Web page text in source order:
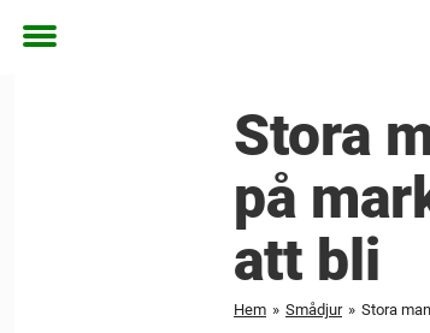
Toggle
Stora
på
att bli
Hem » Smådjur » Stora